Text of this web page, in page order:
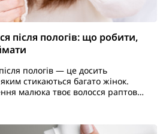
після пологів: що робити,
пологів — це досить
стикаються багато жінок.
малюка твоє волосся раптово